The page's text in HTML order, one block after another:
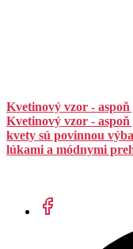
Kvetinový vzor -
Kvetinový vzor -
kvety sú povinnou
lúkami a módnymi